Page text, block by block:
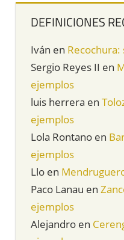
DEFINICIONES
Iván en
Sergio Reyes II en
ejemplos
luis herrera en
ejemplos
Lola Rontano en
ejemplos
Llo en
Paco Lanau en
ejemplos
Alejandro en